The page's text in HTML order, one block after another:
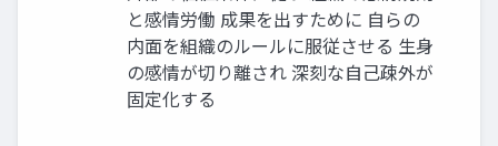
と感情労働 成果を出すために 自らの
内面を組織のルールに服従させる 生身
の感情が切り離され 深刻な自己疎外が
固定化する